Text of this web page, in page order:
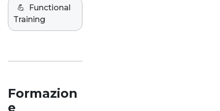
💪
Functional
Training
Formazion
e